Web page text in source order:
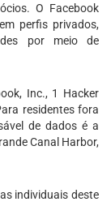
O Facebook
perfis privados,
por meio de
Inc., 1 Hacker
residentes fora
de dados é a
Canal Harbor,
individuais deste